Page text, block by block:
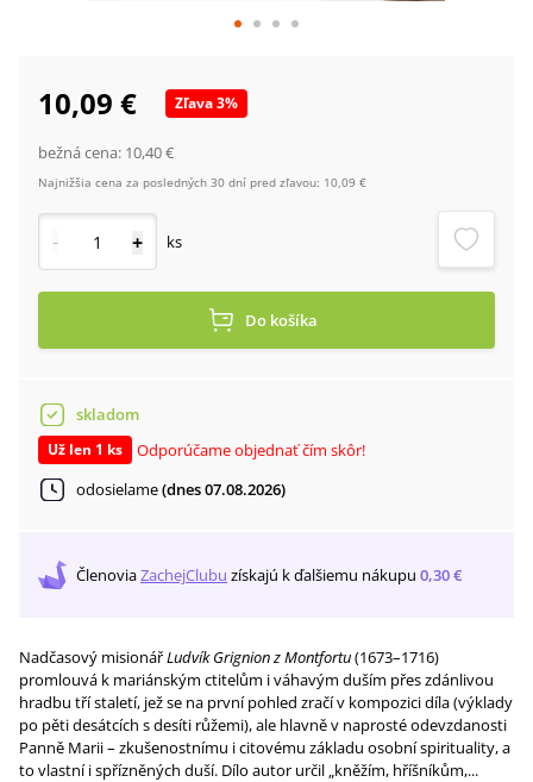
10,09 € Zľava3%
bežná cena: 10,40 €
Najnižšia cena za posledných 30 dní pred zľavou: 10,09 €
- + ks
Do košíka
skladom
Už len 1 ks
Odporúčame objednať čím skôr!
odosielame(dnes 07.08.2026)
ČlenoviaZachejClubu získajú k ďalšiemu nákupu 0,30 €
Nadčasový misionářLudvík Grignion z Montfortu(1673–1716)
promlouvá k mariánským ctitelům i váhavým duším přes zdánlivou
hradbu tří staletí, jež se na první pohled zračí v kompozici díla (výklady
po pěti desátcích s desíti růžemi), ale hlavně v naprosté odevzdanosti
Panně Marii – zkušenostnímu i citovému základu osobní spirituality, a
to vlastní i spřízněných duší. Dílo autor určil „kněžím, hříšníkům,...